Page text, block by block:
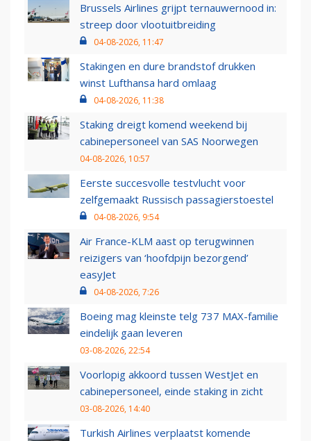
Brussels Airlines grijpt ternauwernood in:
streep door vlootuitbreiding
04-08-2026, 11:47
Stakingen en dure brandstof drukken
winst Lufthansa hard omlaag
04-08-2026, 11:38
Staking dreigt komend weekend bij
cabinepersoneel van SAS Noorwegen
04-08-2026, 10:57
Eerste succesvolle testvlucht voor
zelfgemaakt Russisch passagierstoestel
04-08-2026, 9:54
Air France-KLM aast op terugwinnen
reizigers van ‘hoofdpijn bezorgend’
easyJet
04-08-2026, 7:26
Boeing mag kleinste telg 737 MAX-familie
eindelijk gaan leveren
03-08-2026, 22:54
Voorlopig akkoord tussen WestJet en
cabinepersoneel, einde staking in zicht
03-08-2026, 14:40
Turkish Airlines verplaatst komende